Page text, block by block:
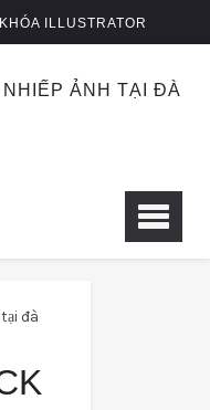
KHÓA ILLUSTRATOR
NHIẾP ẢNH TẠI ĐÀ
đà
chim